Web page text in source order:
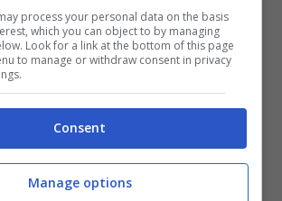
che lo compongono.
process your personal data on the basis
which you can object to by managing
Look for a link at the bottom of this page
to manage or withdraw consent in privacy
Consent
Manage options